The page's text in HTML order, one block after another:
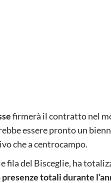
firmerà il contratto nel
essere pronto un
che a centrocampo.
fila del Bisceglie, ha
presenze totali durante